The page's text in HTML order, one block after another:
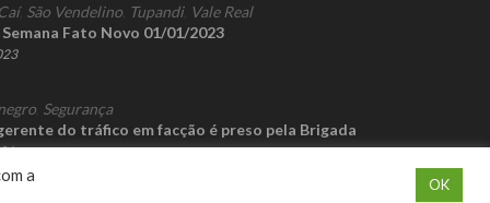
, São Vendelino Tupandi, Vale Real
Fato Novo 01/01/2023
Segurança
do tráfico em facção é preso pela Brigada
a
OK